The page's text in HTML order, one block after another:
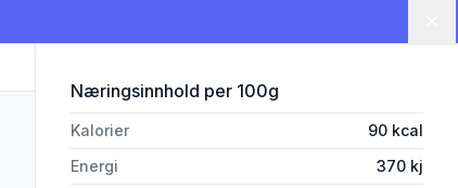
Næringsinnhold for 'Grønnsakspålegg Grillet
per 100g
Kalorier 90 kcal
Energi
370 kj